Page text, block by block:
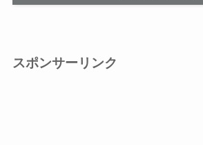
スポンサーリンク